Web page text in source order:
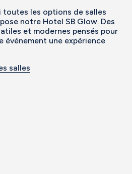
toutes les options de salles
notre Hotel SB Glow. Des
et modernes pensés pour
événement une expérience
salles